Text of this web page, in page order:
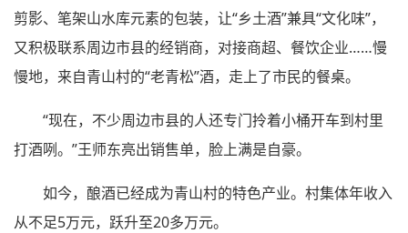
剪影、笔架山水库元素的包装，让“乡土酒”兼具“文化味”，
又积极联系周边市县的经销商，对接商超、餐饮企业……慢
慢地，来自青山村的“老青松”酒，走上了市民的餐桌。
“现在，不少周边市县的人还专门拎着小桶开车到村里
打酒咧。”王师东亮出销售单，脸上满是自豪。
如今，酿酒已经成为青山村的特色产业。村集体年收入
从不足5万元，跃升至20多万元。